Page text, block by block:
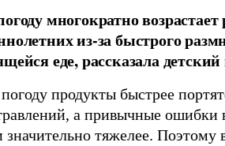
многократно
из-за быстрого
еде, рассказала
продукты быстрее
а привычные ошибки
значительно тяжелее. Поэтому